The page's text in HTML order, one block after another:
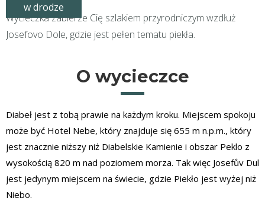
w drodze
Wycieczka zabierze Cię szlakiem przyrodniczym wzdłuż
Josefovo Dole, gdzie jest pełen tematu piekła.
O wycieczce
Diabeł jest z tobą prawie na każdym kroku. Miejscem spokoju
może być Hotel Nebe, który znajduje się 655 m n.p.m., który
jest znacznie niższy niż Diabelskie Kamienie i obszar Peklo z
wysokością 820 m nad poziomem morza. Tak więc Josefův Dul
jest jedynym miejscem na świecie, gdzie Piekło jest wyżej niż
Niebo.